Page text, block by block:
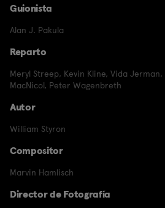
Guionista
Alan J. Pakula
Reparto
Meryl Streep, Kevin Kline, Vida Jerman,
MacNicol, Peter Wagenbreth
Autor
William Styron
Compositor
Marvin Hamlisch
Director de Fotografía